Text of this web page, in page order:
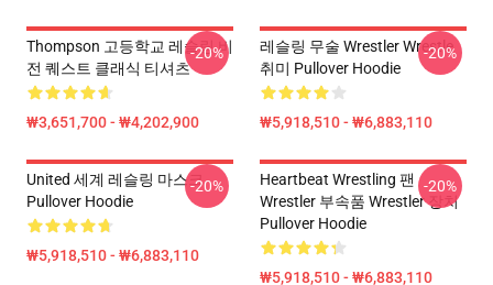
Thompson 고등학교 레슬링 비
전 퀘스트 클래식 티셔츠
₩3,651,700 - ₩4,202,900
-20%
레슬링 무술 Wrestler Wrestle
취미 Pullover Hoodie
₩5,918,510 - ₩6,883,110
-20%
United 세계 레슬링 마스크
Pullover Hoodie
₩5,918,510 - ₩6,883,110
-20%
Heartbeat Wrestling 팬
Wrestler 부속품 Wrestler 장치
Pullover Hoodie
₩5,918,510 - ₩6,883,110
-20%